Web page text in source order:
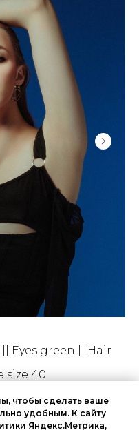
Eyes green || Hair
size 40
чтобы сделать ваше
удобным. К cайту
Яндекс.Метрика,